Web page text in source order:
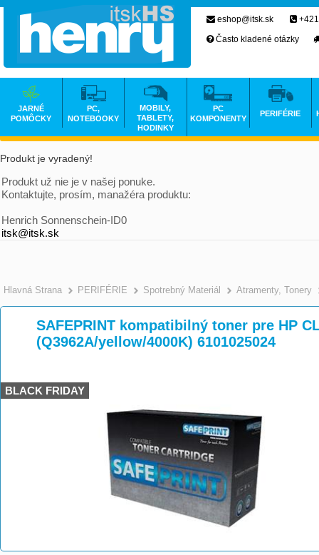
Produkt je vyradený!
Produkt už nie je v našej ponuke.
Kontaktujte, prosím, manažéra produktu:
Henrich Sonnenschein-ID0
itsk@itsk.sk
Hlavná Strana >
PERIFÉRIE >
Spotrebný Materiál >
Atramenty, Tonery
SAFEPRINT kompatibilný toner pre HP
(Q3962A/yellow/4000K) 6101025024
BLACK FRIDAY
eshop@itsk.sk
Často kladené otázky
JARNÉ
POMÔCKY
PC,
NOTEBOOKY
MOBILY,
TABLETY,
HODINKY
PC
KOMPONENTY
PERIFÉRIE